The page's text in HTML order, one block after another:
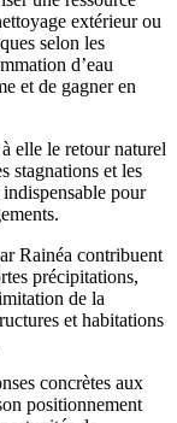
extérieur ou
selon les
d’eau
et de gagner en
elle le retour naturel
stagnations et les
pour
Rainéa contribuent
précipitations,
de la
et habitations
concrètes aux
positionnement